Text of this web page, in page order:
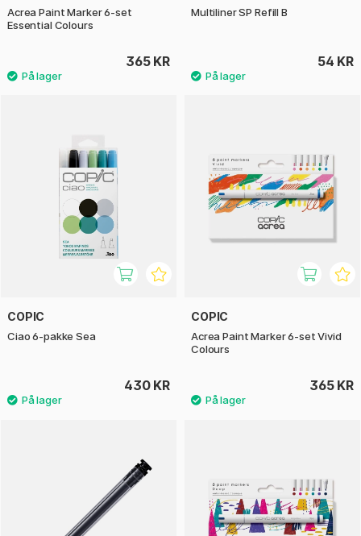
Acrea Paint Marker 6-set
Essential Colours
365 KR
Multiliner SP Refill B
54 KR
COPIC
Ciao 6-pakke Sea
430 KR
COPIC
Acrea Paint Marker 6-set Vivid
Colours
365 KR